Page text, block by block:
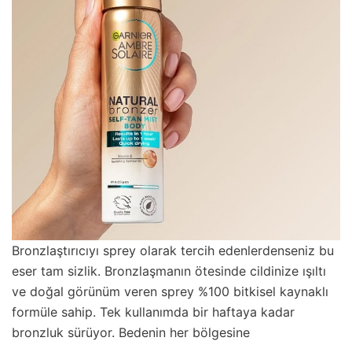
Bronzlaştırıcıyı sprey olarak tercih edenlerdenseniz bu
eser tam sizlik. Bronzlaşmanın ötesinde cildinize ışıltı
ve doğal görünüm veren sprey %100 bitkisel kaynaklı
formüle sahip. Tek kullanımda bir haftaya kadar
bronzluk sürüyor. Bedenin her bölgesine